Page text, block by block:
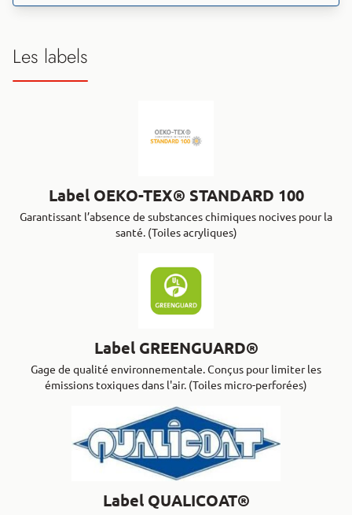
Les labels
Label OEKO-TEX® STANDARD 100
Garantissant l’absence de substances chimiques nocives pour la
santé. (Toiles acryliques)
Label GREENGUARD®
Gage de qualité environnementale. Conçus pour limiter les
émissions toxiques dans l'air. (Toiles micro-perforées)
Label QUALICOAT®